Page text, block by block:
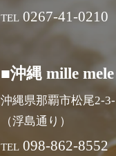
TEL 0267-41-0210
■沖縄 mille
沖縄県那覇市松尾2-
（浮島通り）
TEL 098-862-8552